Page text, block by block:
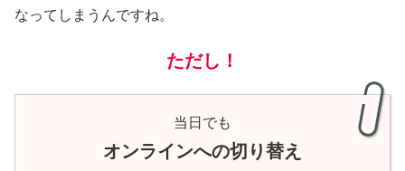
なってしまうんですね。
ただし！
当日でも
オンラインへの切り替え